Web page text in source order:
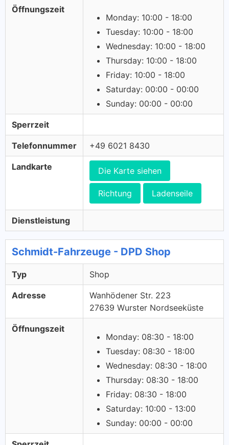
Öffnungszeit
Monday: 10:00 - 18:00
Tuesday: 10:00 - 18:00
Wednesday: 10:00 - 18:00
Thursday: 10:00 - 18:00
Friday: 10:00 - 18:00
Saturday: 00:00 - 00:00
Sunday: 00:00 - 00:00
Sperrzeit
Telefonnummer +49 6021 8430
Landkarte Die Karte siehen
Richtung Ladenseile
Dienstleistung
Schmidt-Fahrzeuge - DPD Shop
Typ Shop
Adresse
Wanhödener Str. 223
27639 Wurster Nordseeküste
Öffnungszeit
Monday: 08:30 - 18:00
Tuesday: 08:30 - 18:00
Wednesday: 08:30 - 18:00
Thursday: 08:30 - 18:00
Friday: 08:30 - 18:00
Saturday: 10:00 - 13:00
Sunday: 00:00 - 00:00